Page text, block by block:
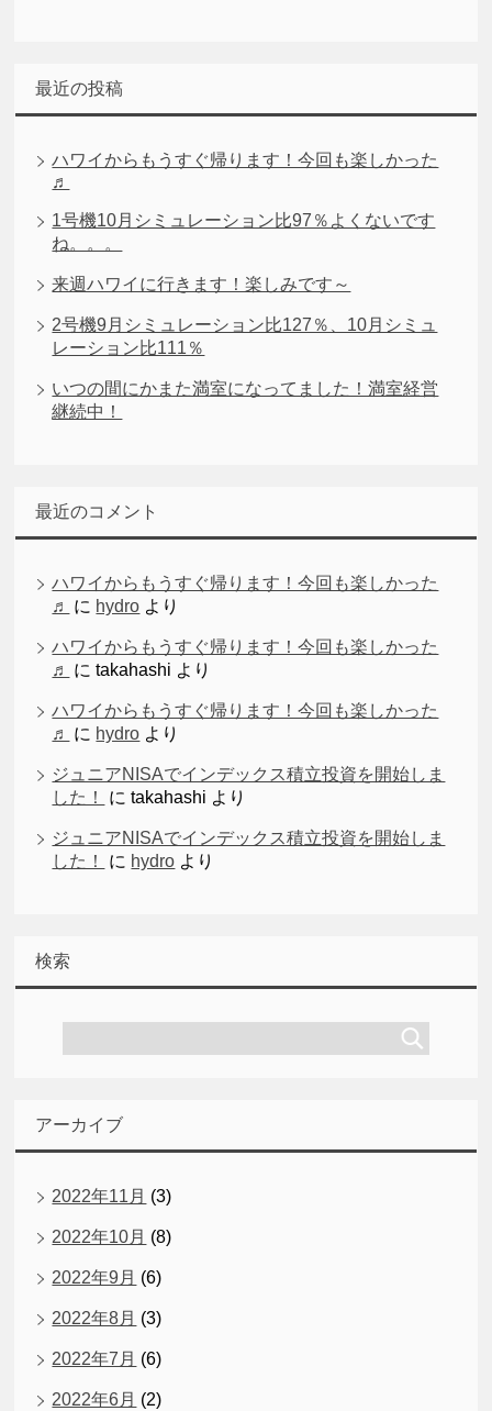
最近の投稿
ハワイからもうすぐ帰ります！今回も楽しかった
♬
1号機10月シミュレーション比97％よくないです
ね。。。
来週ハワイに行きます！楽しみです～
2号機9月シミュレーション比127％、10月シミュ
レーション比111％
いつの間にかまた満室になってました！満室経営
継続中！
最近のコメント
ハワイからもうすぐ帰ります！今回も楽しかった
♬
に hydro より
ハワイからもうすぐ帰ります！今回も楽しかった
♬
にtakahashi より
ハワイからもうすぐ帰ります！今回も楽しかった
♬
に hydro より
ジュニアNISAでインデックス積立投資を開始しま
した！
にtakahashi より
ジュニアNISAでインデックス積立投資を開始しま
した！
に hydro より
検索
アーカイブ
2022年11月 (3)
2022年10月 (8)
2022年9月 (6)
2022年8月 (3)
2022年7月 (6)
2022年6月 (2)